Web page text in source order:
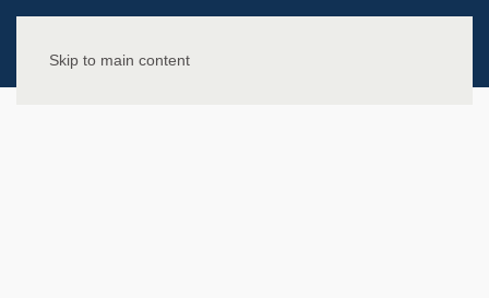
Skip to main content